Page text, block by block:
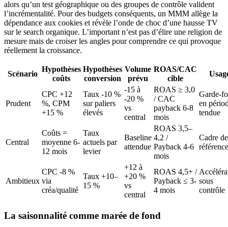
alors qu’un test géographique ou des groupes de contrôle valident
l’incrémentalité. Pour des budgets conséquents, un MMM allège la
dépendance aux cookies et révèle l’onde de choc d’une hausse TV
sur le search organique. L’important n’est pas d’élire une religion de
mesure mais de croiser les angles pour comprendre ce qui provoque
réellement la croissance.
Scénario
Hypothèses
coûts
Hypothèses
conversion
Volume
prévu
ROAS/CAC
cible
Prudent
CPC +12
%, CPM
+15 %
Taux -10 %
sur paliers
élevés
-15 à
-20 %
vs
central
ROAS ≥ 3,0
/ CAC
payback 6-8
mois
Garde-
en
tendue
Central
Coûts =
moyenne 6-
12 mois
Taux
actuels par
levier
Baseline
attendue
ROAS 3,5–
4,2 /
Payback 4-6
mois
Cadre de
référence
Ambitieux
CPC -8 %
via
créa/qualité
Taux +10–
15 %
+12 à
+20 %
vs
central
ROAS 4,5+ /
Payback ≤ 3-
4 mois
sous
contrôle
La saisonnalité comme marée de fond